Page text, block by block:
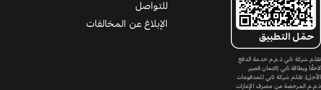
حمّل التطبيق
تقدّم شركة تابي ذ.م.م خدمة الدفع
لاحقًا وبطاقة تابي (ائتمان قصير
الأجل). تقدّم شركة تابي للمدفوعات
ذ.م.م المرخصة من مصرف الإمارات
للتواصل
الإبلاغ عن المخالفات